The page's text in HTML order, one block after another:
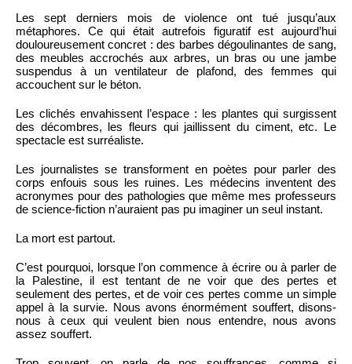
Les sept derniers mois de violence ont tué jusqu’aux
métaphores. Ce qui était autrefois figuratif est aujourd’hui
douloureusement concret : des barbes dégoulinantes de sang,
des meubles accrochés aux arbres, un bras ou une jambe
suspendus à un ventilateur de plafond, des femmes qui
accouchent sur le béton.
Les clichés envahissent l’espace : les plantes qui surgissent
des décombres, les fleurs qui jaillissent du ciment, etc. Le
spectacle est surréaliste.
Les journalistes se transforment en poètes pour parler des
corps enfouis sous les ruines. Les médecins inventent des
acronymes pour des pathologies que même mes professeurs
de science-fiction n’auraient pas pu imaginer un seul instant.
La mort est partout.
C’est pourquoi, lorsque l’on commence à écrire ou à parler de
la Palestine, il est tentant de ne voir que des pertes et
seulement des pertes, et de voir ces pertes comme un simple
appel à la survie. Nous avons énormément souffert, disons-
nous à ceux qui veulent bien nous entendre, nous avons
assez souffert.